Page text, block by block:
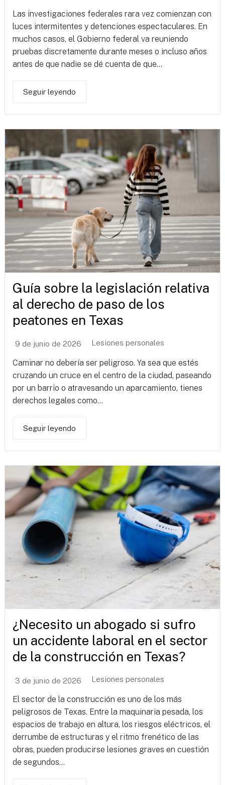
Las investigaciones federales rara vez comienzan con
luces intermitentes y detenciones espectaculares. En
muchos casos, el Gobierno federal va reuniendo
pruebas discretamente durante meses o incluso años
antes de que nadie se dé cuenta de que...
Seguir leyendo
Guía sobre la legislación relativa
al derecho de paso de los
peatones en Texas
9 de junio de 2026 Lesiones personales
Caminar no debería ser peligroso. Ya sea que estés
cruzando un cruce en el centro de la ciudad, paseando
por un barrio o atravesando un aparcamiento, tienes
derechos legales como...
Seguir leyendo
¿Necesito un abogado si sufro
un accidente laboral en el sector
de la construcción en Texas?
3 de junio de 2026 Lesiones personales
El sector de la construcción es uno de los más
peligrosos de Texas. Entre la maquinaria pesada, los
espacios de trabajo en altura, los riesgos eléctricos, el
derrumbe de estructuras y el ritmo frenético de las
obras, pueden producirse lesiones graves en cuestión
de segundos...